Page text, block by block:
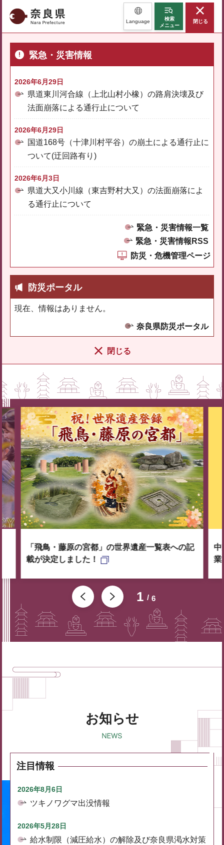
奈良県 Language
検索
メニュー
閉じる
緊急・災害情報
2026年6月29日
県道東川河合線（上北山村小橡）の路肩決壊及び
法面崩落による通行止について
2026年6月29日
国道168号（十津川村平谷）の崩土による通行止に
ついて(迂回路有り)
2026年6月3日
県道大又小川線（東吉野村大又）の法面崩落によ
る通行止について
緊急・災害情報一覧
緊急・災害情報RSS
防災・危機管理ページ
防災ポータル
現在、情報はありません。
奈良県防災ポータル
閉じる
1 6
「飛鳥・藤原の宮都」の世界遺産一覧表への記
載が決定しました！
中
業
お知らせ
注目情報
2026年8月6日
ツキノワグマ出没情報
2026年5月28日
給水制限（減圧給水）の解除及び奈良県渇水対策